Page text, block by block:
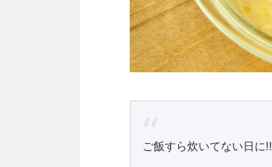
ご飯すら炊いてない日に‼️